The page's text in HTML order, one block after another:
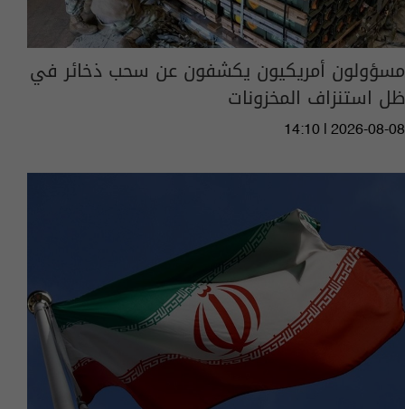
مسؤولون أمريكيون يكشفون عن سحب ذخائر في
ظل استنزاف المخزونات
14:10 | 2026-08-08